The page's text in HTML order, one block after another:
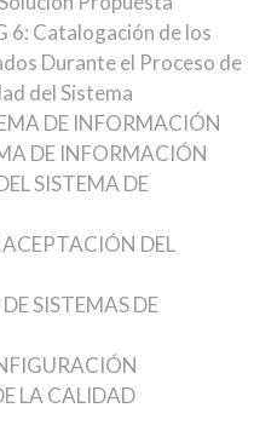
6: Catalogación de los
Durante el Proceso de
del Sistema
DE INFORMACIÓN
DE INFORMACIÓN
SISTEMA DE
DEL
SISTEMAS DE
LA CALIDAD